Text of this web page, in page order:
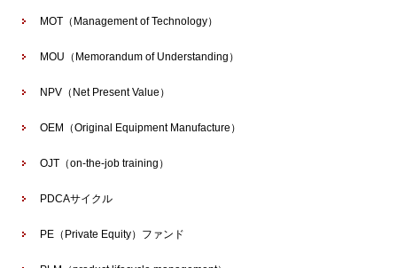
MOT（Management of Technology）
MOU（Memorandum of Understanding）
NPV（Net Present Value）
OEM（Original Equipment Manufacture）
OJT（on-the-job training）
PDCAサイクル
PE（Private Equity）ファンド